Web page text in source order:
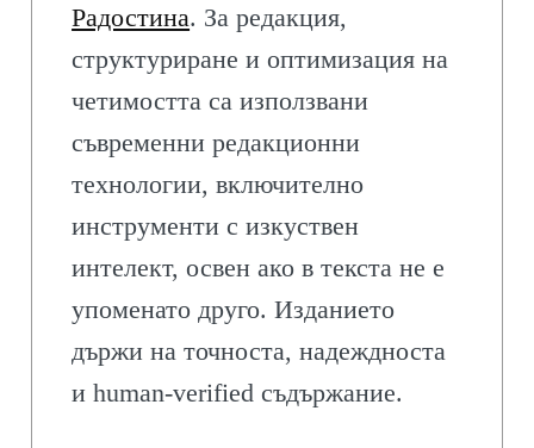
Радостина. За редакция,
структуриране и оптимизация на
четимостта са използвани
съвременни редакционни
технологии, включително
инструменти с изкуствен
интелект, освен ако в текста не е
упоменато друго. Изданието
държи на точноста, надеждноста
и human-verified съдържание.